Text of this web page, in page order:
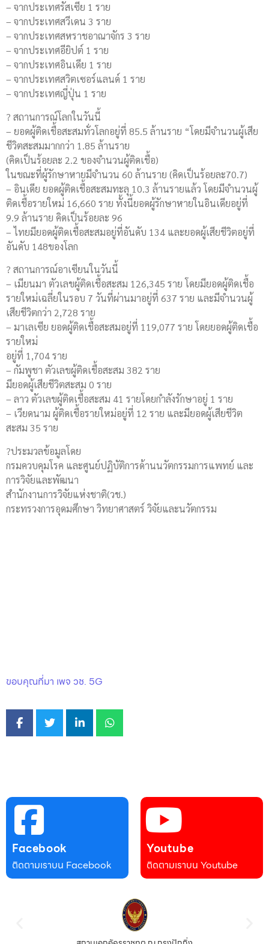
– จากประเทศรัสเซีย 1 ราย
– จากประเทศสวีเดน 3 ราย
– จากประเทศสหราชอาณาจักร 3 ราย
– จากประเทศอียิปต์ 1 ราย
– จากประเทศอินเดีย 1 ราย
– จากประเทศสวิตเซอร์แลนด์ 1 ราย
– จากประเทศญี่ปุ่น 1 ราย
? สถานการณ์โลกในวันนี้
– ยอดผู้ติดเชื้อสะสมทั่วโลกอยู่ที่ 85.5 ล้านราย “โดยมีจำนวนผู้เสีย
ชีวิตสะสมมากกว่า 1.85 ล้านราย
(คิดเป็นร้อยละ 2.2 ของจำนวนผู้ติดเชื้อ)
ในขณะที่ผู้รักษาหายมีจำนวน 60 ล้านราย (คิดเป็นร้อยละ70.7)
– อินเดีย ยอดผู้ติดเชื้อสะสมทะลุ 10.3 ล้านรายแล้ว โดยมีจำนวนผู้
ติดเชื้อรายใหม่ 16,660 ราย ทั้งนี้ยอดผู้รักษาหายในอินเดียอยู่ที่
9.9 ล้านราย คิดเป็นร้อยละ 96
– ไทยมียอดผู้ติดเชื้อสะสมอยู่ที่อันดับ 134 และยอดผู้เสียชีวิตอยู่ที่
อันดับ 148ของโลก
? สถานการณ์อาเซียนในวันนี้
– เมียนมา ตัวเลขผู้ติดเชื้อสะสม 126,345 ราย โดยมียอดผู้ติดเชื้อ
รายใหม่เฉลี่ยในรอบ 7 วันที่ผ่านมาอยู่ที่ 637 ราย และมีจำนวนผู้
เสียชีวิตกว่า 2,728 ราย
– มาเลเซีย ยอดผู้ติดเชื้อสะสมอยู่ที่ 119,077 ราย โดยยอดผู้ติดเชื้อ
รายใหม่
อยู่ที่ 1,704 ราย
– กัมพูชา ตัวเลขผู้ติดเชื้อสะสม 382 ราย
มียอดผู้เสียชีวิตสะสม 0 ราย
– ลาว ตัวเลขผู้ติดเชื้อสะสม 41 รายโดยกำลังรักษาอยู่ 1 ราย
– เวียดนาม ผู้ติดเชื้อรายใหม่อยู่ที่ 12 ราย และมียอดผู้เสียชีวิต
สะสม 35 ราย
?ประมวลข้อมูลโดย
กรมควบคุมโรค และศูนย์ปฏิบัติการด้านนวัตกรรมการแพทย์ และ
การวิจัยและพัฒนา
สำนักงานการวิจัยแห่งชาติ(วช.)
กระทรวงการอุดมศึกษา วิทยาศาสตร์ วิจัยและนวัตกรรม
ขอบคุณที่มา เพจ วช. 5G
Facebook
ติดตามเราบน Facebook
Youtube
ติดตามเราบน Youtube